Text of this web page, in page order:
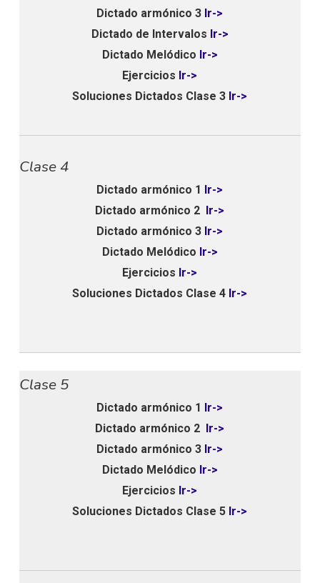
Dictado armónico 3 Ir->
Dictado de Intervalos Ir->
Dictado Melódico Ir->
Ejercicios Ir->
Soluciones Dictados Clase 3 Ir->
Clase 4
Dictado armónico 1 Ir->
Dictado armónico 2 Ir->
Dictado armónico 3 Ir->
Dictado Melódico Ir->
Ejercicios Ir->
Soluciones Dictados Clase 4 Ir->
Clase 5
Dictado armónico 1 Ir->
Dictado armónico 2 Ir->
Dictado armónico 3 Ir->
Dictado Melódico Ir->
Ejercicios Ir->
Soluciones Dictados Clase 5 Ir->